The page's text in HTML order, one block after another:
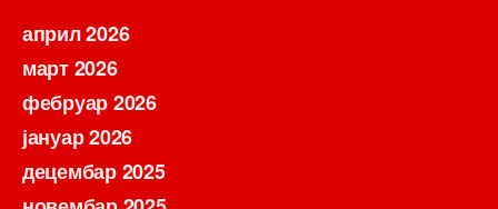
април 2026
март 2026
фебруар 2026
јануар 2026
децембар 2025